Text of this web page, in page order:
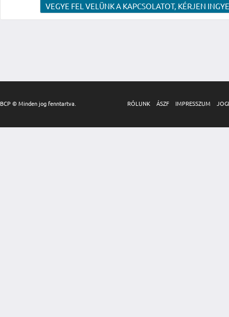
VEGYE FEL VELÜNK A KAPCSOLATOT, KÉRJEN
BCP © Minden jog fenntartva. RÓLUNK ÁSZF IMPRESSZUM